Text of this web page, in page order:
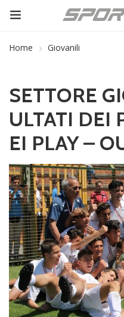
Home Giovanili
SETTORE
ULTATI DEI
EI PLAY –